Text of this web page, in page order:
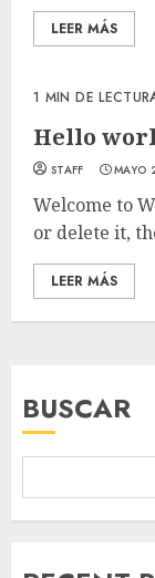
LEER MÁS
1 MIN DE
Hello
STAFF MAYO
Welcome to
or delete it,
LEER MÁS
BUSCAR